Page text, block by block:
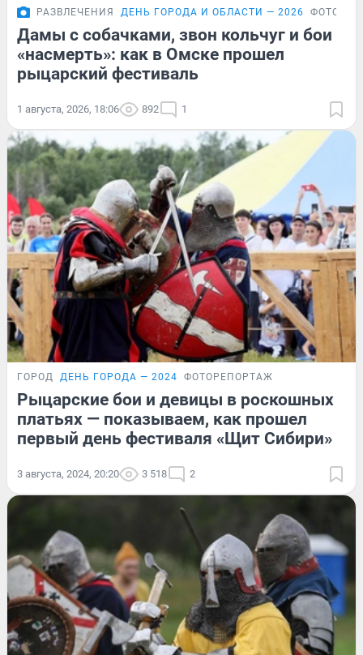
РАЗВЛЕЧЕНИЯ ДЕНЬ ГОРОДА И ОБЛАСТИ — 2026
Дамы с собачками, звон кольчуг и бои
«насмерть»: как в Омске прошел
рыцарский фестиваль
1 августа, 2026, 18:06 892 1
ГОРОД ДЕНЬ ГОРОДА — 2024 ФОТОРЕПОРТАЖ
Рыцарские бои и девицы в роскошных
платьях — показываем, как прошел
первый день фестиваля «Щит Сибири»
3 августа, 2024, 20:20 3 518 2